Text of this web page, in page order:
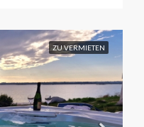
ZU VERMIETEN